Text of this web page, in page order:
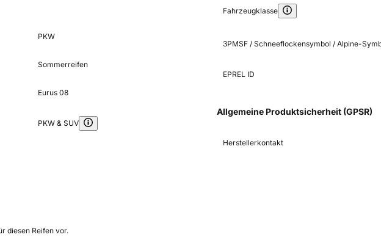
PKW
Sommerreifen
Eurus 08
PKW & SUV
Fahrzeugklasse
3PMSF / Schneeflockensymbol / Alpine-
EPREL ID
Allgemeine Produktsicherheit (GPSR)
Herstellerkontakt
diesen Reifen vor.